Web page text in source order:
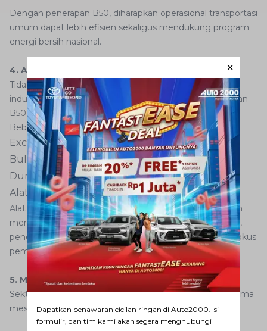
Dengan penerapan B50, diharapkan operasional transportasi
umum dapat lebih efisien sekaligus mendukung program
energi bersih nasional.
4. Alat Berat dan Sektor Industri
Tidak hanya kendaraan di jalan raya, alat berat di sektor
industri juga menjadi bagian penting dalam pemanfaatan
B50.
Beberapa di antaranya meliputi:
Excavator
Bulldozer
Dump truck tambang
Alat berat konstruksi lainnya
Alat berat umumnya bekerja dalam kondisi ekstrem dan
membutuhkan bahan bakar yang stabil. Oleh karena itu,
pengujian biodiesel pada sektor ini menjadi salah satu fokus
pemerintah sebelum implementasi secara luas.
5. Mesin Pertanian
Sektor pertanian juga menjadi salah satu pengguna utama
mesin diesel di Indonesia.
Dapatkan penawaran cicilan ringan di Auto2000. Isi
formulir, dan tim kami akan segera menghubungi